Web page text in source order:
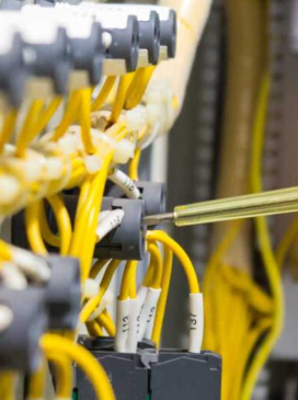
Hakkımızda
Ürünler
İletişim
Hızlı Linkler
Eurowest
Sertifikalarımız
e-Katalog
Ürün Grupları
Triodler